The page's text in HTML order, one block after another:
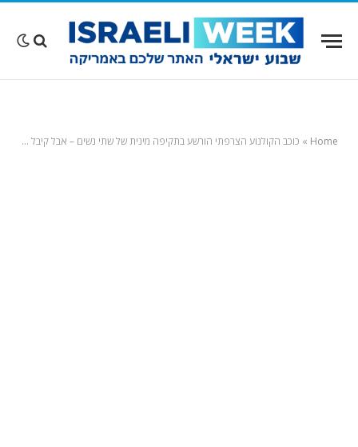
Home
» כוכב הקולנוע הצרפתי הורשע בתקיפה מינית של שתי נשים – אבל קיבל מאסר על תנאי בלבד